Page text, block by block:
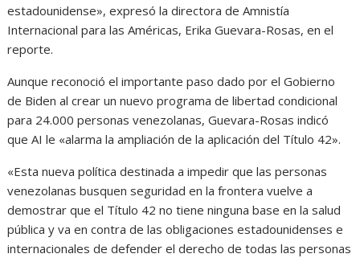
estadounidense», expresó la directora de Amnistía
Internacional para las Américas, Erika Guevara-Rosas, en el
reporte.
Aunque reconoció el importante paso dado por el Gobierno
de Biden al crear un nuevo programa de libertad condicional
para 24.000 personas venezolanas, Guevara-Rosas indicó
que AI le «alarma la ampliación de la aplicación del Título 42».
«Esta nueva política destinada a impedir que las personas
venezolanas busquen seguridad en la frontera vuelve a
demostrar que el Título 42 no tiene ninguna base en la salud
pública y va en contra de las obligaciones estadounidenses e
internacionales de defender el derecho de todas las personas